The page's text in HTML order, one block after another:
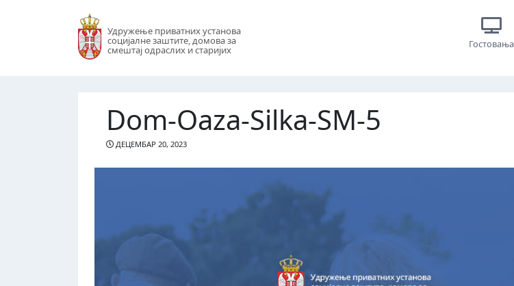
Удружење приватних установа
социјалне заштите, домова за
смештај одраслих и старијих
Гостовања
Dom-Oaza-Silka-SM-5
ДЕЦЕМБАР 20, 2023